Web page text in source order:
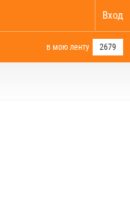
Вход
в мою ленту 2679